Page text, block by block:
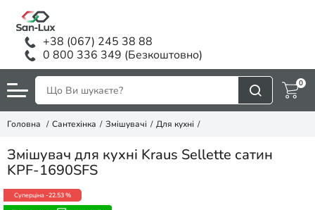
+38 (067) 245 38 88
0 800 336 349 (Безкоштовно)
0
Головна Сантехінка Змішувачі Для кухні
Змішувач для кухні Kraus Sellette сатин
KPF-1690SFS
Суперціна-22.53 %